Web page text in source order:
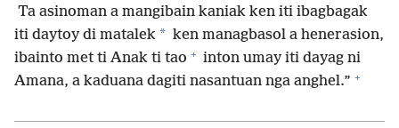
Ta asinoman a mangibain kaniak ken iti ibagbagak
iti daytoy di matalek * ken managbasol a henerasion,
ibainto met ti Anak ti tao + inton umay iti dayag ni
Amana, a kaduana dagiti nasantuan nga anghel.” +